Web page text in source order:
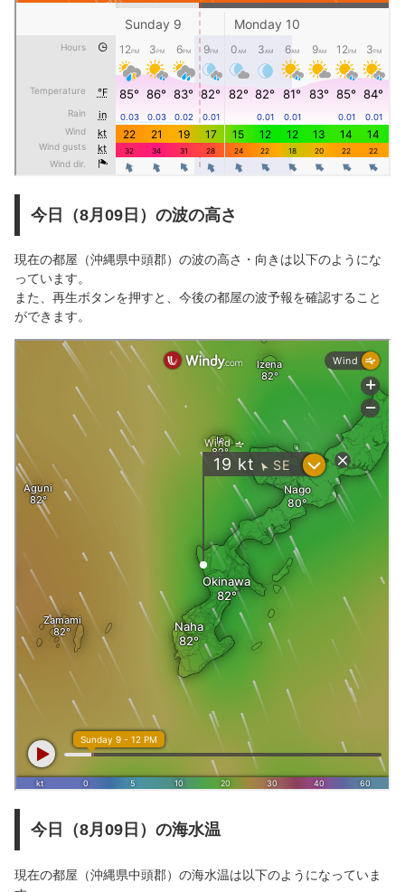
今日（8月09日）の波の高さ
現在の都屋（沖縄県中頭郡）の波の高さ・向きは以下のようにな
っています。
また、再生ボタンを押すと、今後の都屋の波予報を確認すること
ができます。
今日（8月09日）の海水温
現在の都屋（沖縄県中頭郡）の海水温は以下のようになっていま